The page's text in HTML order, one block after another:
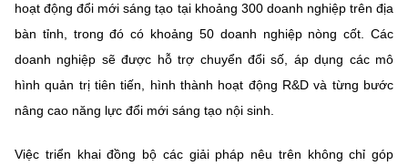
hoạt động đổi mới sáng tạo tại khoảng 300 doanh nghiệp trên địa
bàn tỉnh, trong đó có khoảng 50 doanh nghiệp nòng cốt. Các
doanh nghiệp sẽ được hỗ trợ chuyển đổi số, áp dụng các mô
hình quản trị tiên tiến, hình thành hoạt động R&D và từng bước
nâng cao năng lực đổi mới sáng tạo nội sinh.
Việc triển khai đồng bộ các giải pháp nêu trên không chỉ góp